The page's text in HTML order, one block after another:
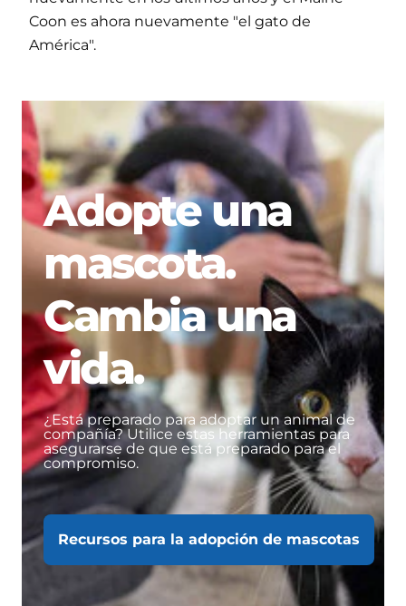
Coon es ahora nuevamente "el gato de
América".
Adopte una
mascota.
Cambia una
vida.
¿Está preparado para adoptar un animal de
compañía? Utilice estas herramientas para
asegurarse de que está preparado para el
compromiso.
Recursos para la adopción de mascotas